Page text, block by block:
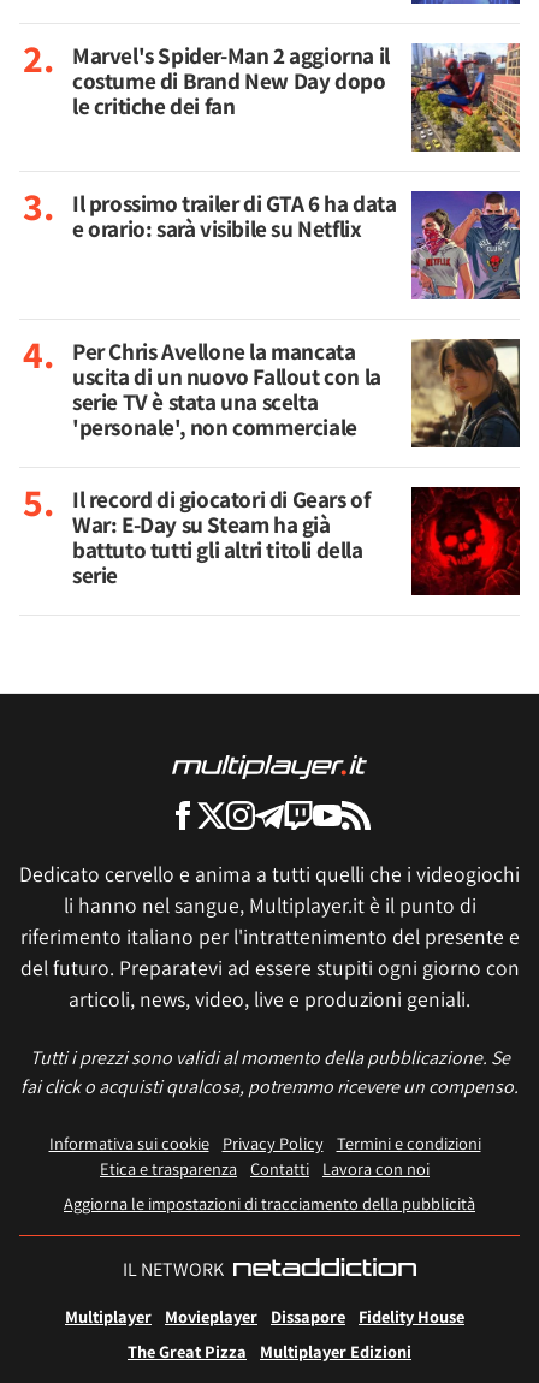
Marvel's Spider-Man 2 aggiorna il
costume di Brand New Day dopo
le critiche dei fan
Il prossimo trailer di GTA 6 ha data
e orario: sarà visibile su Netflix
Per Chris Avellone la mancata
uscita di un nuovo Fallout con la
serie TV è stata una scelta
'personale', non commerciale
Il record di giocatori di Gears of
War: E-Day su Steam ha già
battuto tutti gli altri titoli della
serie
Dedicato cervello e anima a tutti quelli che i videogiochi
li hanno nel sangue, Multiplayer.it è il punto di
riferimento italiano per l'intrattenimento del presente e
del futuro. Preparatevi ad essere stupiti ogni giorno con
articoli, news, video, live e produzioni geniali.
Tutti i prezzi sono validi al momento della pubblicazione. Se
fai click o acquisti qualcosa, potremmo ricevere un compenso.
Informativa sui cookie Privacy Policy
Termini e condizioni
Etica e trasparenza Contatti
Lavora con noi
Aggiorna le impostazioni di tracciamento della pubblicità
IL NETWORK
Multiplayer Movieplayer Dissapore
Fidelity House
The Great Pizza
Multiplayer Edizioni